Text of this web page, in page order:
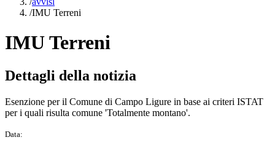
/IMU Terreni
IMU Terreni
Dettagli della notizia
Esenzione per il Comune di Campo Ligure in base ai criteri ISTAT
per i quali risulta comune 'Totalmente montano'.
Data: